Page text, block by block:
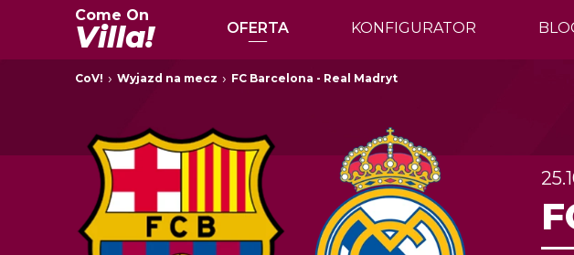
Come On
Villa! OFERTA KONFIGURATOR
CoV! Wyjazd na mecz FC Barcelona - Real Madryt